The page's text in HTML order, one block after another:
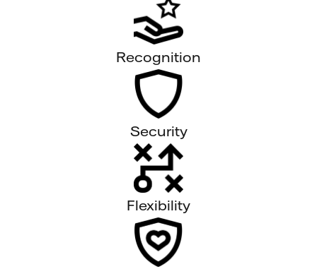
Recognition
Security
Flexibility